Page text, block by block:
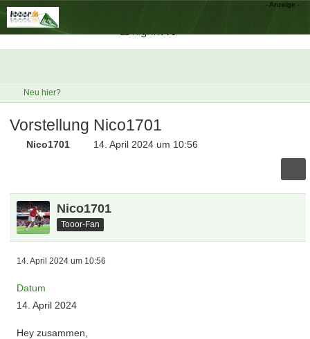
Neu hier?
Vorstellung Nico1701
Nico1701 14. April 2024 um 10:56
Nico1701
Tooor-Fan
14. April 2024 um 10:56
Datum
14. April 2024
Hey zusammen,